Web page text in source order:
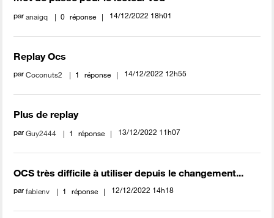
paranaigq 0 réponse ‎14/12/2022 18h01
Replay Ocs
parCoconuts2 1 réponse ‎14/12/2022 12h55
Plus de replay
parGuy2444 1 réponse ‎13/12/2022 11h07
OCS très difficile à utiliser depuis le changement...
parfabienv 1 réponse ‎12/12/2022 14h18